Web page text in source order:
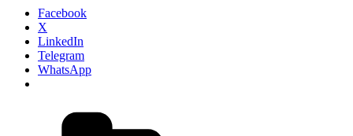
Facebook
X
LinkedIn
Telegram
WhatsApp